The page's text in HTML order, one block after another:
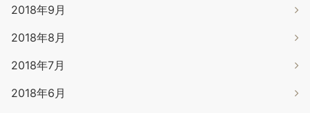
2018年9月
2018年8月
2018年7月
2018年6月